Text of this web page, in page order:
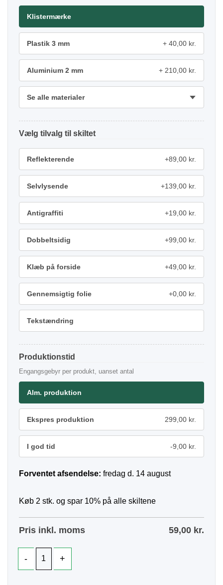
Klistermærke
Plastik 3 mm 40,00 kr.
Aluminium 2 mm 210,00 kr.
Se alle materialer
tilvalg
Reflekterende +89,00 kr.
Selvlysende +139,00 kr.
Antigraffiti +19,00 kr.
Dobbeltsidig +99,00 kr.
Klæb på forside +49,00 kr.
Gennemsigtig folie +0,00 kr.
Tekstændring
Produktionstid
Engangsgebyr per produkt, uanset antal
Alm. produktion
Ekspres produktion 299,00 kr.
I god tid -9,00 kr.
Forventet afsendelse: fredag d. 14 august
Køb 2 stk. og spar 10% på alle skiltene
Pris inkl. moms 59,00 kr.